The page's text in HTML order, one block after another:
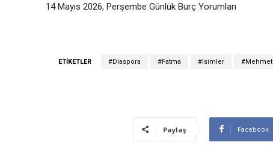
14 Mayıs 2026, Perşembe Günlük Burç Yorumları
ETIKETLER #Diaspora #Fatma #İsimler #Mehmet
Paylaş Facebook